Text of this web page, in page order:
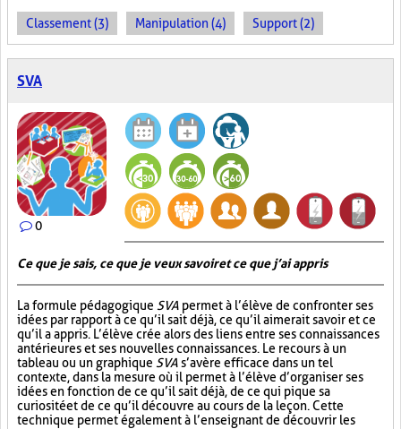
Classement (3) Manipulation (4) Support (2)
SVA
0
Ce que je sais, ce que je veux savoir et ce que j’ai appris
La formule pédagogique SVA permet à l’élève de confronter ses
idées par rapport à ce qu’il sait déjà, ce qu’il aimerait savoir et ce
qu’il a appris. L’élève crée alors des liens entre ses connaissances
antérieures et ses nouvelles connaissances. Le recours à un
tableau ou un graphique SVA s’avère efficace dans un tel
contexte, dans la mesure où il permet à l’élève d’organiser ses
idées en fonction de ce qu’il sait déjà, de ce qui pique sa
curiosité et de ce qu’il découvre au cours de la leçon. Cette
technique permet également à l’enseignant de découvrir les